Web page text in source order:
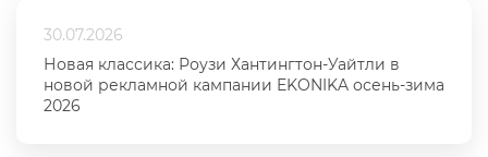
30.07.2026
Новая классика: Роузи Хантингтон-Уайтли в
новой рекламной кампании EKONIKA осень-зима
2026